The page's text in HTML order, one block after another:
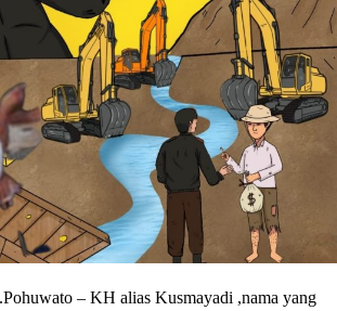
– KH alias Kusmayadi ,nama yang